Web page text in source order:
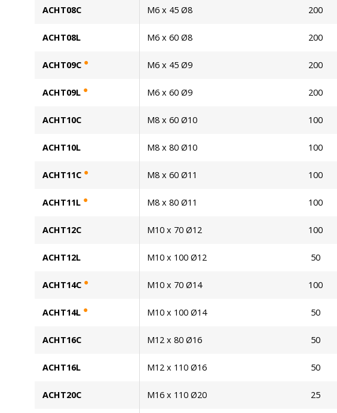
ACHT08C M6 x 45 Ø8 200
ACHT08L M6 x 60 Ø8 200
ACHT09C ● M6 x 45 Ø9 200
ACHT09L ● M6 x 60 Ø9 200
ACHT10C M8 x 60 Ø10 100
ACHT10L M8 x 80 Ø10 100
ACHT11C ● M8 x 60 Ø11 100
ACHT11L ● M8 x 80 Ø11 100
ACHT12C M10 x 70 Ø12 100
ACHT12L M10 x 100 Ø12 50
ACHT14C ● M10 x 70 Ø14 100
ACHT14L ● M10 x 100 Ø14 50
ACHT16C M12 x 80 Ø16 50
ACHT16L M12 x 110 Ø16 50
ACHT20C M16 x 110 Ø20 25